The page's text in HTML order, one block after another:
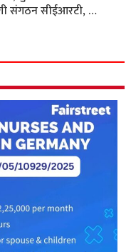
संगठन सीईआरटी, …